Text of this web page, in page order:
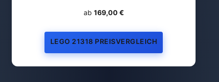
ab 169,00 €
LEGO 21318 PREISVERGLEICH